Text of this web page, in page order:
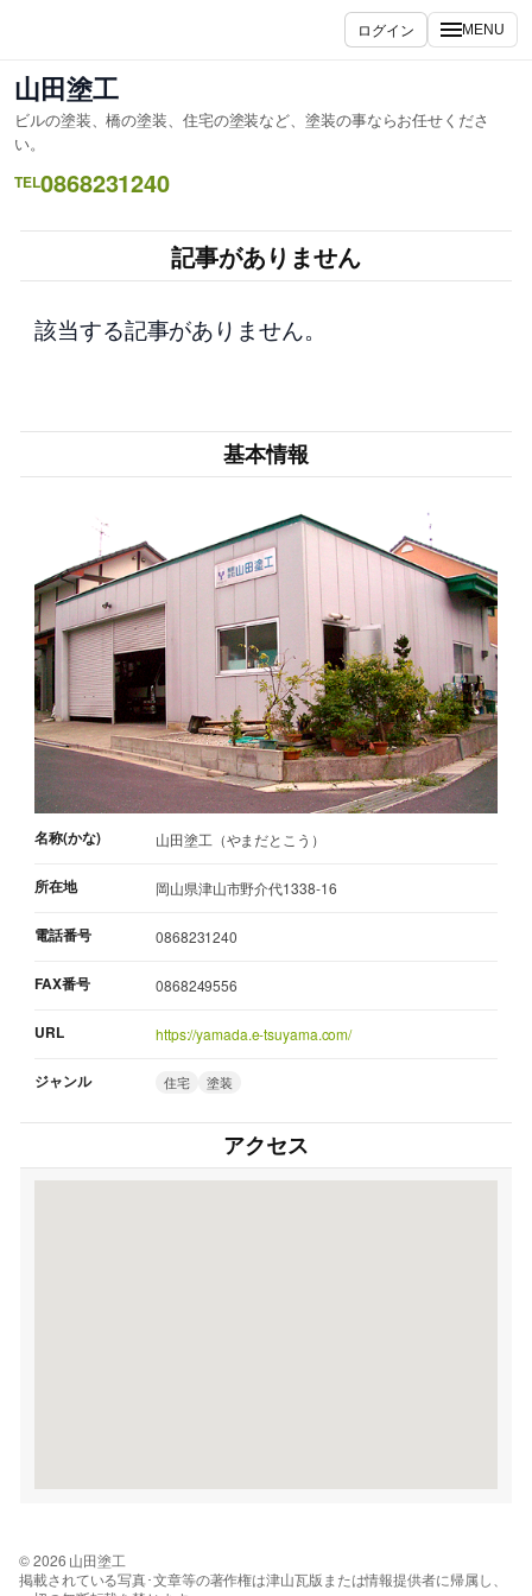
ス
キ
ッ
プ
ログイン MENU
山田塗工
ビルの塗装、橋の塗装、住宅の塗装など、塗装の事ならお任せくださ
い。
TEL0868231240
記事がありません
該当する記事がありません。
基本情報
名称(かな) 山田塗工（やまだとこう）
所在地 岡山県津山市野介代1338-16
電話番号 0868231240
FAX番号 0868249556
URL https://yamada.e-tsuyama.com/
ジャンル 住宅 塗装
アクセス
© 2026 山田塗工
掲載されている写真･文章等の著作権は津山瓦版または情報提供者に帰属し、